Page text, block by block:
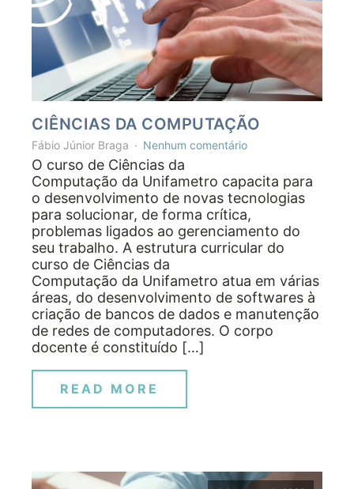
CIÊNCIAS DA COMPUTAÇÃO
Fábio Júnior Braga Nenhum comentário
O curso de Ciências da
Computação da Unifametro capacita para
o desenvolvimento de novas tecnologias
para solucionar, de forma crítica,
problemas ligados ao gerenciamento do
seu trabalho. A estrutura curricular do
curso de Ciências da
Computação da Unifametro atua em várias
áreas, do desenvolvimento de softwares à
criação de bancos de dados e manutenção
de redes de computadores. O corpo
docente é constituído […]
READ MORE